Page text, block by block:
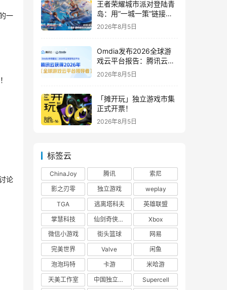
一
论
王者荣耀城市派对登陆青
岛：用“一城一策”链接海
洋场景，以双向奔赴带动
2026年8月5日
Omdia发布2026全球游
戏云平台报告：腾讯云连
续两年入选“领导者”象限
2026年8月5日
「摊开玩」独立游戏市集
正式开票！
2026年8月5日
标签云
ChinaJoy 腾讯
索尼
影之刃零
独立游戏
weplay
TGA
逃离塔科夫
英雄联盟
掌慧科技
仙剑奇侠传四
Xbox
微信小游戏
街头篮球
网易
完美世界
Valve
闲鱼
泡泡玛特
卡游
米哈游
天美工作室
中国独立游戏联盟
Supercell